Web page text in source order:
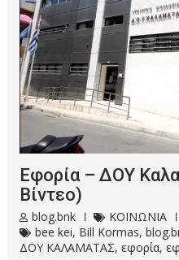
Εφορία – ΔΟΥ
Βίντεο)
blog.bnk
ΚΟΙΝΩΝΙΑ
bee kei, Bill Kormas,
ΔΟΥ ΚΑΛΑΜΑΤΑΣ,εφορία,